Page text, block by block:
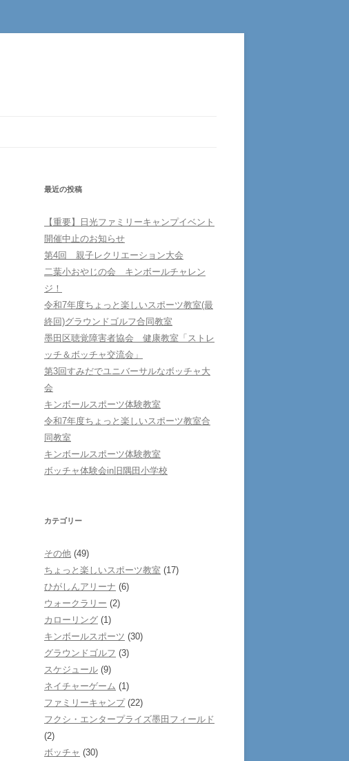
最近の投稿
【重要】日光ファミリーキャンプイベント
開催中止のお知らせ
第4回 親子レクリエーション大会
二葉小おやじの会 キンボールチャレン
ジ！
令和7年度ちょっと楽しいスポーツ教室(最
終回)グラウンドゴルフ合同教室
墨田区聴覚障害者協会 健康教室「ストレ
ッチ＆ボッチャ交流会」
第3回すみだでユニバーサルなボッチャ大
会
キンボールスポーツ体験教室
令和7年度ちょっと楽しいスポーツ教室合
同教室
キンボールスポーツ体験教室
ボッチャ体験会in旧隅田小学校
カテゴリー
その他 (49)
ちょっと楽しいスポーツ教室 (17)
ひがしんアリーナ (6)
ウォークラリー (2)
カローリング (1)
キンボールスポーツ (30)
グラウンドゴルフ (3)
スケジュール (9)
ネイチャーゲーム (1)
ファミリーキャンプ(22)
フクシ・エンタープライズ墨田フィールド
(2)
ボッチャ (30)